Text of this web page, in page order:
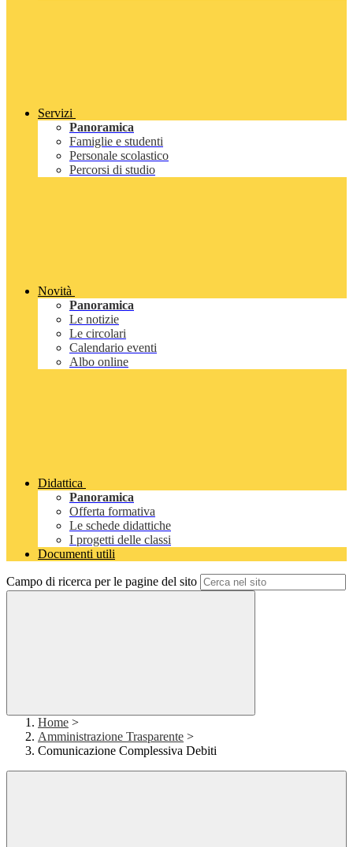
Servizi
Panoramica
Famiglie e studenti
Personale scolastico
Percorsi di studio
Novità
Panoramica
Le notizie
Le circolari
Calendario eventi
Albo online
Didattica
Panoramica
Offerta formativa
Le schede didattiche
I progetti delle classi
Documenti utili
Campo di ricerca per le pagine del sito
Home >
Amministrazione Trasparente >
Comunicazione Complessiva Debiti